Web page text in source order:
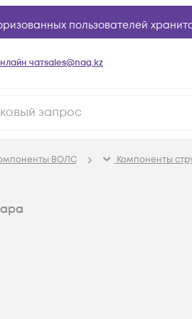
пользователей
чатsales@nag.kz
ВОЛС Компоненты